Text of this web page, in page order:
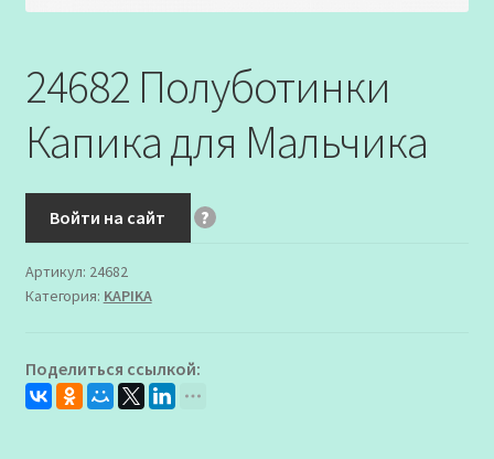
24682 Полуботинки
Капика для Мальчика
Войти на сайт ?
Артикул: 24682
Категория: KAPIKA
Поделиться ссылкой: